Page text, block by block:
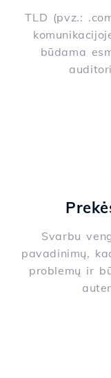
TLD (pvz.:
būdama
Svarbu
pavadinimų,
problemų ir